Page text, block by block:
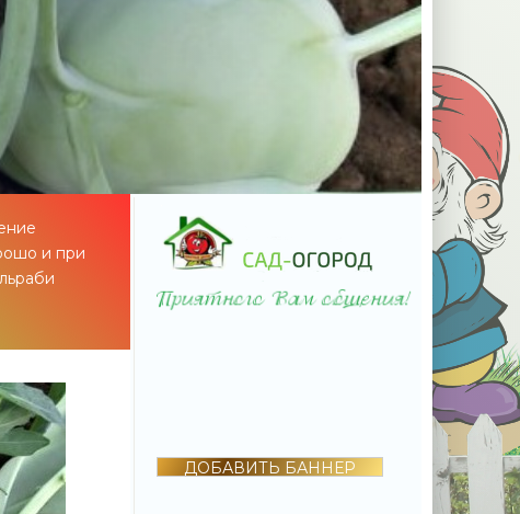
и при
ДОБАВИТЬ БАННЕР